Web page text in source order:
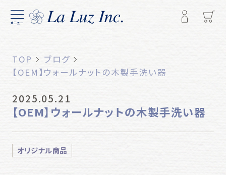
メニュー
TOP
ブログ
【OEM】ウォールナットの木製手洗い器
2025.05.21
【OEM】ウォールナットの木製手洗い器
オリジナル商品